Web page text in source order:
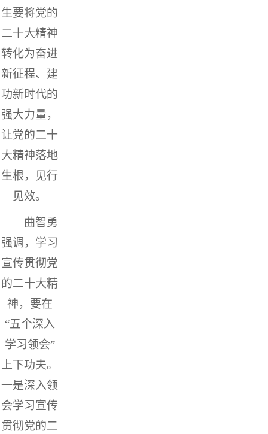
生要将党的
二十大精神
转化为奋进
新征程、建
功新时代的
强大力量，
让党的二十
大精神落地
生根，见行
见效。
曲智勇
强调，学习
宣传贯彻党
的二十大精
神，要在
“五个深入
学习领会”
上下功夫。
一是深入领
会学习宣传
贯彻党的二